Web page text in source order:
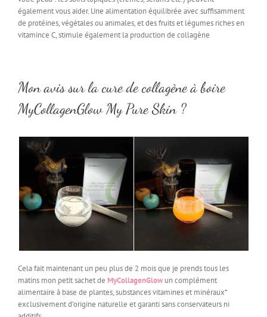
également vous aider. Une alimentation équilibrée avec suffisamment
de protéines, végétales ou animales, et des fruits et légumes riches en
vitamince C, stimule également la production de collagène
Mon avis sur la cure de collagène à boire
MyCollagenGlow My Pure Skin ?
Cela fait maintenant un peu plus de 2 mois que je prends tous les
matins mon petit sachet de MyCollagenGlow un complément
alimentaire à base de plantes, substances vitamines et minéraux*
exclusivement d’origine naturelle et garanti sans conservateurs ni